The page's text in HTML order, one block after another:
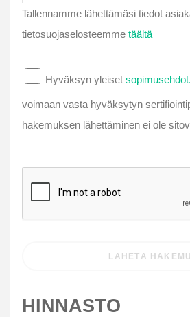
Tallennamme lähettämäsi tiedot
tietosuojaselosteemmetäältä
Hyväksyn yleisetsopimusehdot.
voimaan vasta hyväksytyn
hakemuksen lähettäminen ei ole
HINNASTO